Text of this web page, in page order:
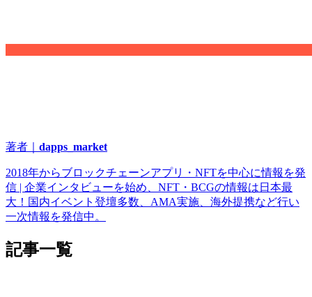
著者｜ dapps_market
2018年からブロックチェーンアプリ・NFTを中心に情報を発
信 | 企業インタビューを始め、NFT・BCGの情報は日本最
大！国内イベント登壇多数、AMA実施、海外提携など行い
一次情報を発信中。
記事一覧